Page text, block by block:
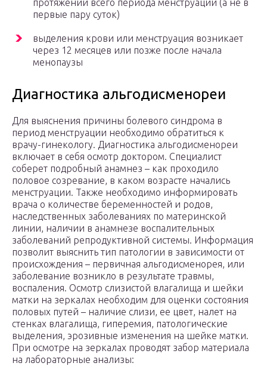
протяжении всего периода менструации (а не в
первые пару суток)
выделения крови или менструация возникает
через 12 месяцев или позже после начала
менопаузы
Диагностика альгодисменореи
Для выяснения причины болевого синдрома в
период менструации необходимо обратиться к
врачу-гинекологу. Диагностика альгодисменореи
включает в себя осмотр доктором. Специалист
соберет подробный анамнез – как проходило
половое созревание, в каком возрасте начались
менструации. Также необходимо информировать
врача о количестве беременностей и родов,
наследственных заболеваниях по материнской
линии, наличии в анамнезе воспалительных
заболеваний репродуктивной системы. Информация
позволит выяснить тип патологии в зависимости от
происхождения – первичная альгодисменорея, или
заболевание возникло в результате травмы,
воспаления. Осмотр слизистой влагалища и шейки
матки на зеркалах необходим для оценки состояния
половых путей – наличие слизи, ее цвет, налет на
стенках влагалища, гиперемия, патологические
выделения, эрозивные изменения на шейке матки.
При осмотре на зеркалах проводят забор материала
на лабораторные анализы: